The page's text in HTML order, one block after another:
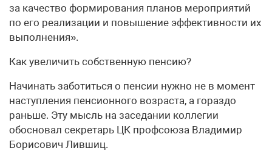
за качество формирования планов мероприятий
по его реализации и повышение эффективности их
выполнения».
Как увеличить собственную пенсию?
Начинать заботиться о пенсии нужно не в момент
наступления пенсионного возраста, а гораздо
раньше. Эту мысль на заседании коллегии
обосновал секретарь ЦК профсоюза Владимир
Борисович Лившиц.